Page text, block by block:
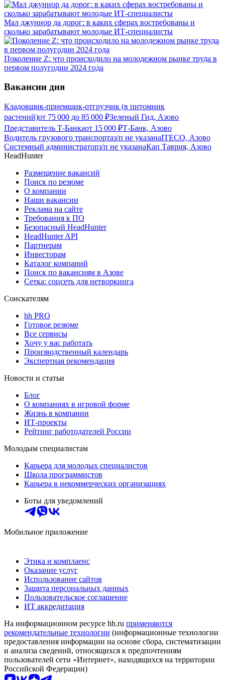
Мал джуниор да дорог: в каких сферах востребованы и
сколько зарабатывают молодые ИТ-специалисты
Поколение Z: что происходило на молодежном рынке труда в
первом полугодии 2024 года
Вакансии дня
Кладовщик-приемщик-отгрузчик (в питомник
растений)от 75 000 до 85 000 ₽Зеленый Гид, Азово
Представитель Т-Банкаот 15 000 ₽Т-Банк, Азово
Водитель грузового транспортаз/п не указанаITECO, Азово
Системный администраторз/п не указанаКап Таврия, Азово
HeadHunter
Размещение вакансий
Поиск по резюме
О компании
Наши вакансии
Реклама на сайте
Требования к ПО
Безопасный HeadHunter
HeadHunter API
Партнерам
Инвесторам
Каталог компаний
Поиск по вакансиям в Азове
Сетка: соцсеть для нетворкинга
Соискателям
hh PRO
Готовое резюме
Все сервисы
Хочу у вас работать
Производственный календарь
Экспертная рекомендация
Новости и статьи
Блог
О компаниях в игровой форме
Жизнь в компании
ИТ-проекты
Рейтинг работодателей России
Молодым специалистам
Карьера для молодых специалистов
Школа программистов
Карьера в некоммерческих организациях
Боты для уведомлений
Мобильное приложение
Этика и комплаенс
Оказание услуг
Использование сайтов
Защита персональных данных
Пользовательское соглашение
ИТ аккредитация
На информационном ресурсе hh.ru применяются
рекомендательные технологии (информационные технологии
предоставления информации на основе сбора, систематизации
и анализа сведений, относящихся к предпочтениям
пользователей сети «Интернет», находящихся на территории
Российской Федерации)